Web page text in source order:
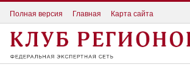
Полная версия Главная Карта сайта